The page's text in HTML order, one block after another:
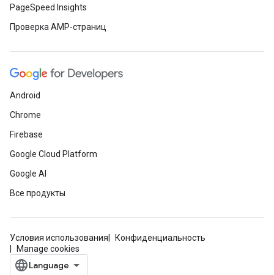
PageSpeed Insights
Проверка AMP-страниц
Android
Chrome
Firebase
Google Cloud Platform
Google AI
Все продукты
Условия использования
Конфиденциальность
Manage cookies